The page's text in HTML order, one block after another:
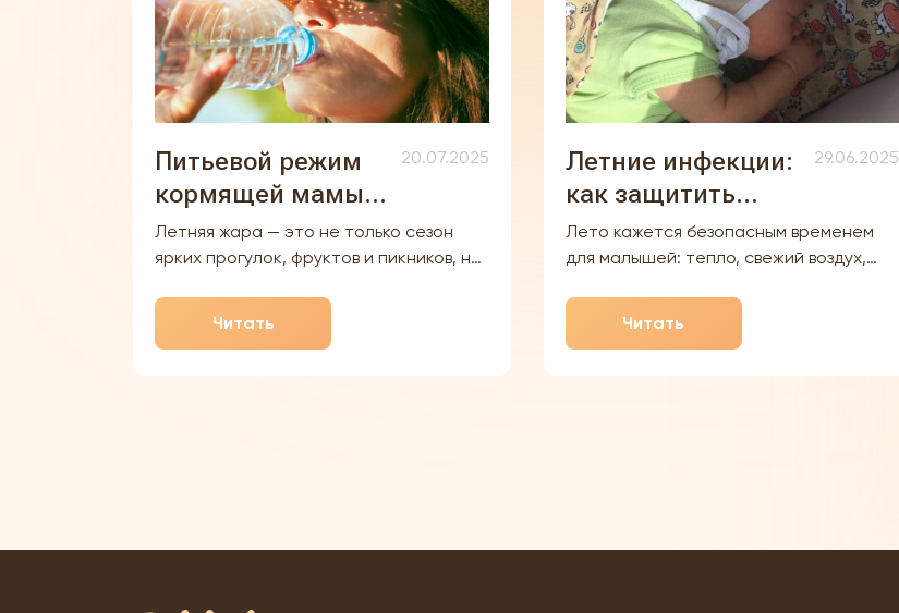
Питьевой режим
кормящей мамы
летом: почему он
важен для
ребёнка и как не
допустить
обезвоживания
20.07.2025
Летняя жара — это не только сезон
ярких прогулок, фруктов и пикников, но
собственному здоровью, особенно
если вы — кормящая мама. Когда на
Читать
Летние инфекции:
как защитить
новорождённого
от бактерий и
вирусов
29.06.2025
Лето кажется безопасным временем
для малышей: тепло, свежий воздух,
период риск заражения вирусными и
бактериальными инфекциями у
Читать